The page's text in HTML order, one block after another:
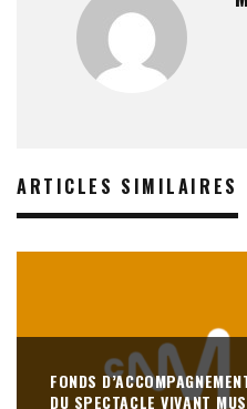
ARTICLES SIMILAIRES
FONDS
DU SPECTACLE VIVANT